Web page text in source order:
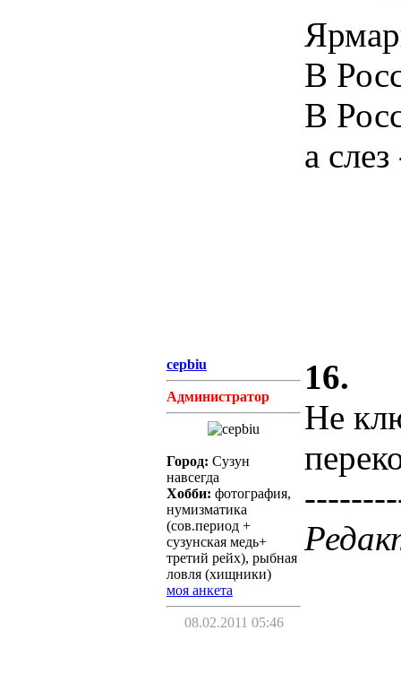
В
В
а
cepbiu
Администратор
Город: Сузун
навсегда
Хобби: фотография,
нумизматика
(сов.период +
сузунская медь+
третий рейх), рыбная
ловля (хищники)
моя анкета
08.02.2011 05:46
16.
Не